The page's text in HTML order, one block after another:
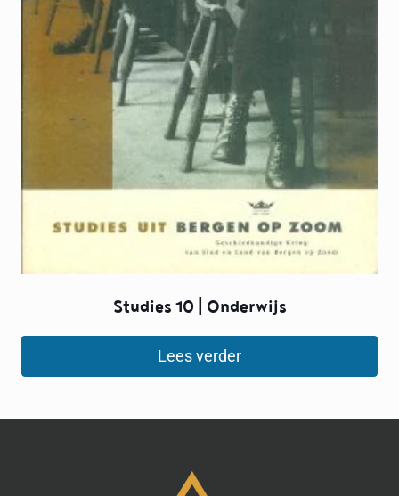
Studies 10 | Onderwijs
Lees verder